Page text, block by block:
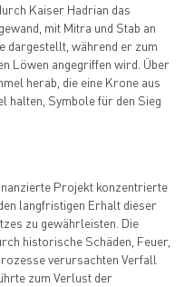
Kaiser Hadrian das
mit Mitra und Stab an
dargestellt, während er zum
Löwen angegriffen wird. Über
herab, die eine Krone aus
halten, Symbole für den Sieg
Projekt konzentrierte
langfristigen Erhalt dieser
zu gewährleisten. Die
historische Schäden, Feuer,
verursachten Verfall
zum Verlust der